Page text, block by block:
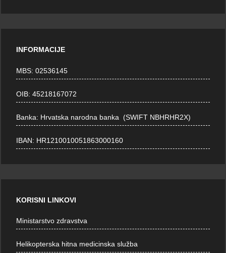
INFORMACIJE
MBS: 02536145
OIB: 45218167072
Banka: Hrvatska narodna banka (SWIFT NBHRHR2X)
IBAN: HR1210010051863000160
KORISNI LINKOVI
Ministarstvo zdravstva
Helikopterska hitna medicinska služba